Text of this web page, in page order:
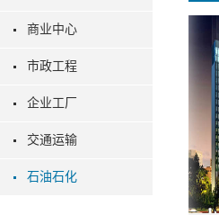
商业中心
市政工程
企业工厂
交通运输
石油石化